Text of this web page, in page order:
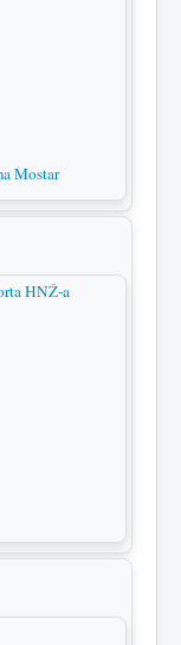
Mostar
HNŽ-a